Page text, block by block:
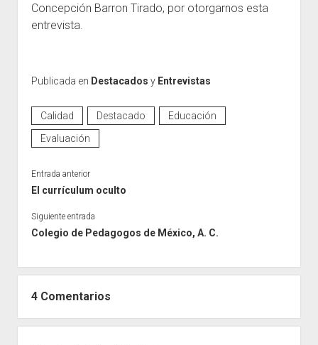
Concepción Barron Tirado, por otorgarnos esta
entrevista.
Publicada en Destacados y Entrevistas
Calidad Destacado
Educación
Evaluación
Entrada anterior
El currículum oculto
Siguiente entrada
Colegio de Pedagogos de México, A. C.
4 Comentarios